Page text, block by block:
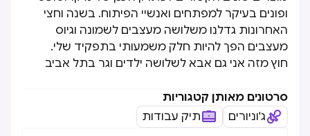
ופונים בעיקר למפתחים ואנשיי הפיתוח. בשנה וחצי
האחרונות גדלנו משלושה מעצבים לשמונה וגיוס
מעצבים הפך להיות חלק משמעותי בתפקיד שלי.
חוץ מזה אני גם אבא לשלושה ילדים וגר בתל אביב
סרטונים מאותן קטגוריות
ג'וניורים
תיק עבודות